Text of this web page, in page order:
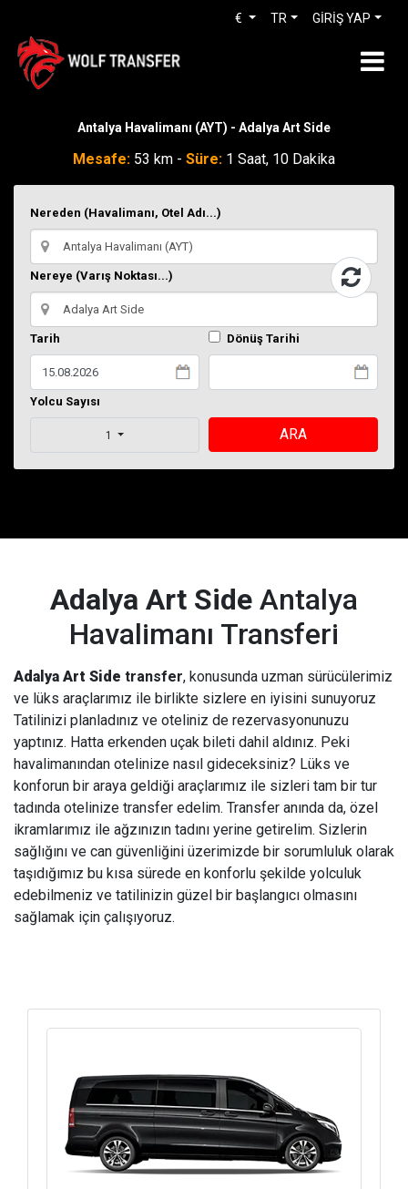
GİRİŞ YAP
TR
€
Antalya Havalimanı (AYT) - Adalya Art Side
Mesafe: 53 km - Süre: 1 Saat, 10 Dakika
Nereden (Havalimanı, Otel Adı...)
Nereye (Varış Noktası...)
Tarih Dönüş Tarihi
Yolcu Sayısı
1 ARA
Adalya Art Side Antalya
Havalimanı Transferi
Adalya Art Side transfer, konusunda uzman sürücülerimiz
ve lüks araçlarımız ile birlikte sizlere en iyisini sunuyoruz
Tatilinizi planladınız ve oteliniz de rezervasyonunuzu
yaptınız. Hatta erkenden uçak bileti dahil aldınız. Peki
havalimanından otelinize nasıl gideceksiniz? Lüks ve
konforun bir araya geldiği araçlarımız ile sizleri tam bir tur
tadında otelinize transfer edelim. Transfer anında da, özel
ikramlarımız ile ağzınızın tadını yerine getirelim. Sizlerin
sağlığını ve can güvenliğini üzerimizde bir sorumluluk olarak
taşıdığımız bu kısa sürede en konforlu şekilde yolculuk
edebilmeniz ve tatilinizin güzel bir başlangıcı olmasını
sağlamak için çalışıyoruz.